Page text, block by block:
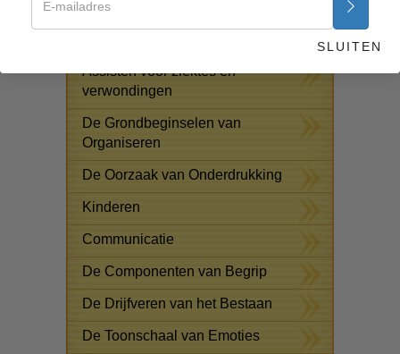
Assisten voor ziektes en
verwondingen
De Grondbeginselen van
Organiseren
De Oorzaak van Onderdrukking
Kinderen
Communicatie
De Componenten van Begrip
De Drijfveren van het Bestaan
De Toonschaal van Emoties
SLUITEN